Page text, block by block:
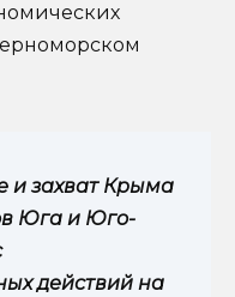
и захват Крыма
Юга и Юго-
действий на